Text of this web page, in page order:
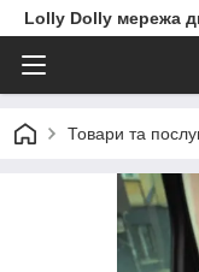
Lolly Dolly мережа
Товари та